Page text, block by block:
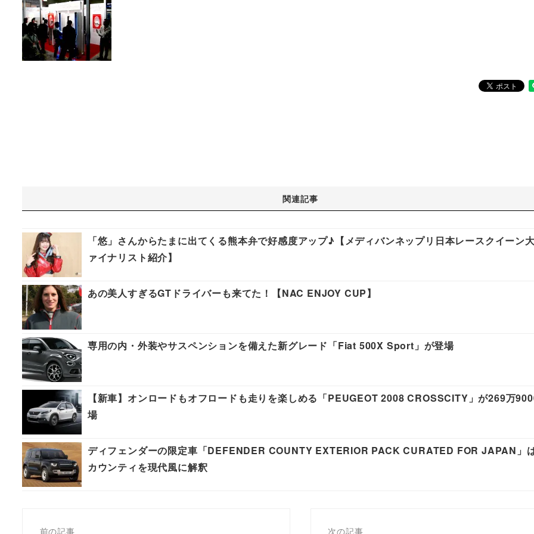
前の記事 次の記事
関連記事
「悠」さんからたまに出てくる熊本弁で好感度アップ♪【メディバンネップリ日本レースクイーン
ァイナリスト紹介】
あの美人すぎるGTドライバーも来てた！【NAC ENJOY CUP】
専用の内・外装やサスペンションを備えた新グレード「Fiat 500X Sport」が登場
【新車】オンロードもオフロードも走りを楽しめる「PEUGEOT 2008 CROSSCITY」が269万
場
ディフェンダーの限定車「DEFENDER COUNTY EXTERIOR PACK CURATED FOR JAPAN」
カウンティを現代風に解釈